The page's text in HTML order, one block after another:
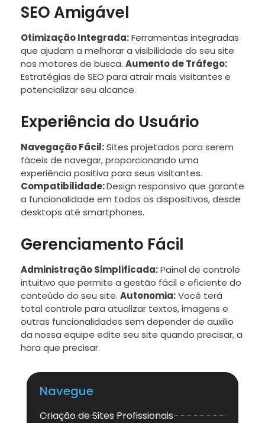
SEO Amigável
Otimização Integrada:Ferramentas integradas
que ajudam a melhorar a visibilidade do seu site
nos motores de busca. Aumento de Tráfego:
Estratégias de SEO para atrair mais visitantes e
potencializar seu alcance.
Experiência do Usuário
Navegação Fácil:Sites projetados para serem
fáceis de navegar, proporcionando uma
experiência positiva para seus visitantes.
Compatibilidade:Design responsivo que garante
a funcionalidade em todos os dispositivos, desde
desktops até smartphones.
Gerenciamento Fácil
Administração Simplificada:Painel de controle
intuitivo que permite a gestão fácil e eficiente do
conteúdo do seu site. Autonomia:Você terá
total controle para atualizar textos, imagens e
outras funcionalidades sem depender de auxilio
da nossa equipe edite seu site quando precisar, a
hora que precisar.
Navegue
Criação de Sites Profissionais